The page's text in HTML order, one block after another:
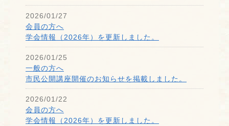
2026/01/27
会員の方へ
学会情報（2026年）を更新しました。
2026/01/25
一般の方へ
市民公開講座開催のお知らせを掲載しました。
2026/01/22
会員の方へ
学会情報（2026年）を更新しました。